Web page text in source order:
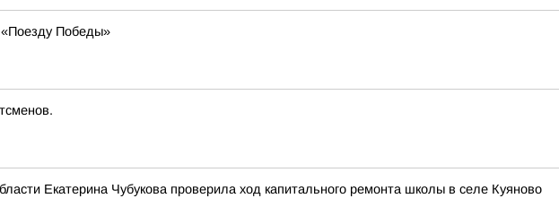
Победы»
Екатерина Чубукова проверила ход капитального ремонта школы в селе Куяново